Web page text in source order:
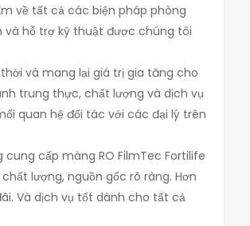
về tất cả các biện pháp phòng
và hỗ trợ kỹ thuật được chúng tôi
và mang lại giá trị gia tăng cho
trung thực, chất lượng và dịch vụ
quan hệ đối tác với các đại lý trên
cung cấp màng RO FilmTec Fortilife
lượng, nguồn gốc rõ ràng. Hơn
Và dịch vụ tốt dành cho tất cả